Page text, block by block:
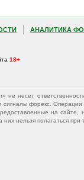
АНАЛИТИКА
18+
не несет
сигналы форекс.
на
нельзя полагаться при